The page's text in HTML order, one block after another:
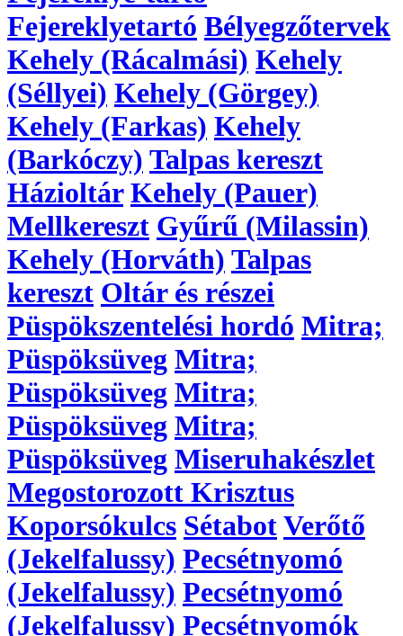
Fejereklyetartó Bélyegzőtervek
Kehely (Rácalmási) Kehely
(Séllyei) Kehely (Görgey)
Kehely (Farkas) Kehely
(Barkóczy) Talpas kereszt
Házioltár Kehely (Pauer)
Mellkereszt Gyűrű (Milassin)
Kehely (Horváth) Talpas
kereszt Oltár és részei
Püspökszentelési hordó Mitra;
Püspöksüveg Mitra;
Püspöksüveg Mitra;
Püspöksüveg Mitra;
Püspöksüveg Miseruhakészlet
Megostorozott Krisztus
Koporsókulcs SétabotVerőtő
(Jekelfalussy) Pecsétnyomó
(Jekelfalussy) Pecsétnyomó
(Jekelfalussy) Pecsétnyomók